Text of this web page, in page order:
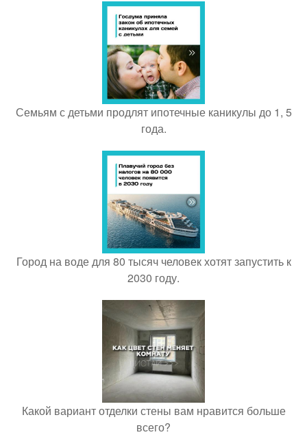
Семьям с детьми продлят ипотечные каникулы до 1, 5
года.
Город на воде для 80 тысяч человек хотят запустить к
2030 году.
Какой вариант отделки стены вам нравится больше
всего?